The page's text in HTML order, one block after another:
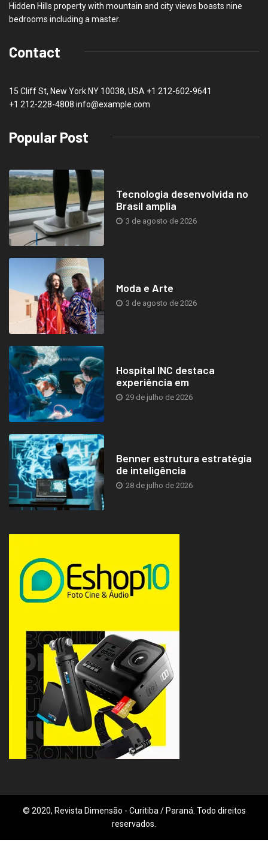
Hidden Hills property with mountain and city views boasts nine
bedrooms including a master.
Contact
15 Cliff St, New York NY 10038, USA +1 212-602-9641
+1 212-228-4808 info@example.com
Popular Post
Tecnologia desenvolvida no
Brasil amplia
3 de agosto de 2026
Moda e Arte
3 de agosto de 2026
Hospital INC destaca
experiência em
29 de julho de 2026
Benner estrutura estratégia
de inteligência
28 de julho de 2026
© 2020, Revista Dimensão - Curitiba / Paraná. Todo direitos
reservados.